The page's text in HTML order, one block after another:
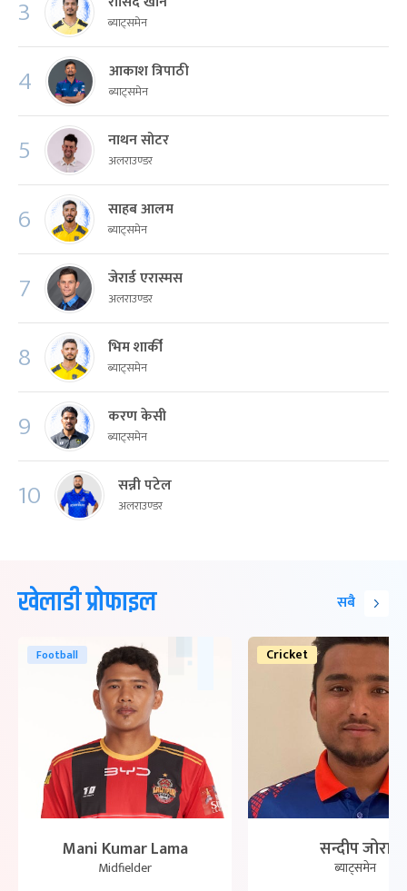
3 ब्याट्समेन
4 आकाश त्रिपाठी
ब्याट्समेन
5 नाथन सोटर
अलराउण्डर
6 साहब आलम
ब्याट्समेन
7 जेरार्ड एरास्मस
अलराउण्डर
8 भिम शार्की
ब्याट्समेन
9 करण केसी
ब्याट्समेन
10 सन्नी पटेल
अलराउण्डर
खेलाडी प्रोफाइल सबै
Football
Mani Kumar Lama
Midfielder
Cricket
सन्दीप जोरा
ब्याट्समेन